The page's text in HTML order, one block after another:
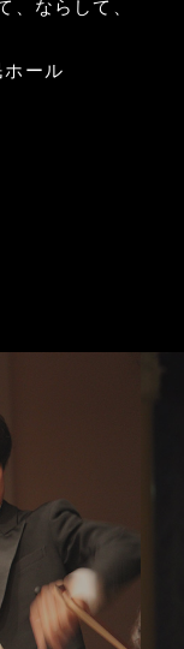
、ならして、
ール